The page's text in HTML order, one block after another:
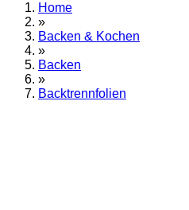
Home
»
Backen & Kochen
»
Backen
»
Backtrennfolien